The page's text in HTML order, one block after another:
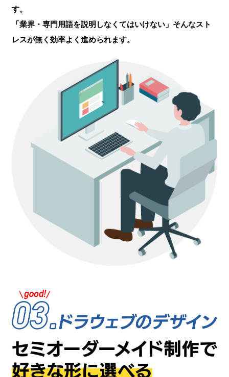
す。
「業界・専門用語を説明しなくてはいけない」そんなスト
レスが無く効率よく進められます。